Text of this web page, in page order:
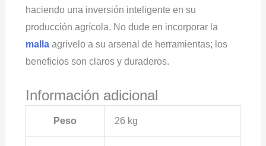
haciendo una inversión inteligente en su
producción agrícola. No dude en incorporar la
mallaagrivelo a su arsenal de herramientas; los
beneficios son claros y duraderos.
Información adicional
Peso 26 kg